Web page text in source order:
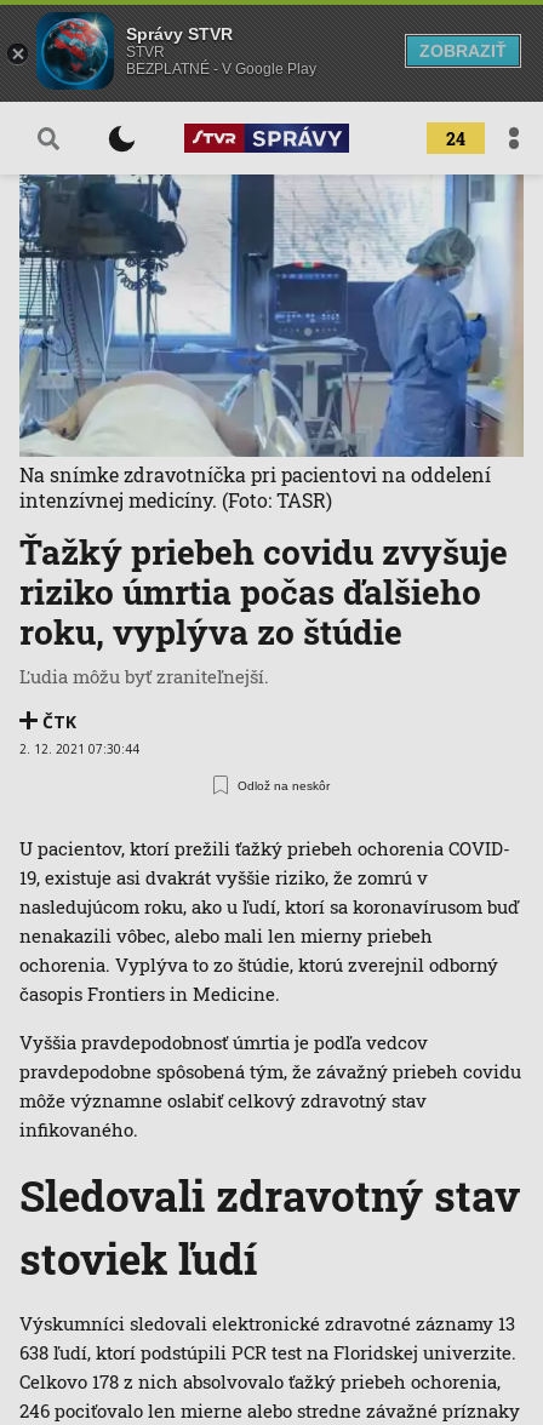
24
Ťažký priebeh covidu zvyšuje
riziko úmrtia počas ďalšieho
roku, vyplýva zo štúdie
Ľudia môžu byť zraniteľnejší.
ČTK
2. 12. 2021 07:30:44
Odlož na neskôr
Na snímke zdravotníčka pri pacientovi na oddelení
intenzívnej medicíny. (Foto: TASR)
U pacientov, ktorí prežili ťažký priebeh ochorenia COVID-
19, existuje asi dvakrát vyššie riziko, že zomrú v
nasledujúcom roku, ako u ľudí, ktorí sa koronavírusom buď
nenakazili vôbec, alebo mali len mierny priebeh
ochorenia. Vyplýva to zo štúdie, ktorú zverejnil odborný
časopis Frontiers in Medicine.
Vyššia pravdepodobnosť úmrtia je podľa vedcov
pravdepodobne spôsobená tým, že závažný priebeh covidu
môže významne oslabiť celkový zdravotný stav
infikovaného.
Sledovali zdravotný stav
stoviek ľudí
Výskumníci sledovali elektronické zdravotné záznamy 13
638 ľudí, ktorí podstúpili PCR test na Floridskej univerzite.
Celkovo 178 z nich absolvovalo ťažký priebeh ochorenia,
246 pociťovalo len mierne alebo stredne závažné príznaky
Správy STVR
STVR
BEZPLATNÉ - V Google Play
ZOBRAZIŤ